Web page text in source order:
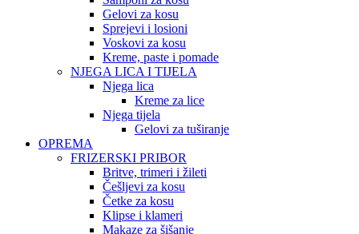
Gelovi za kosu
Sprejevi i losioni
Voskovi za kosu
Kreme, paste i pomade
NJEGA LICA I TIJELA
Njega lica
Kreme za lice
Njega tijela
Gelovi za tuširanje
OPREMA
FRIZERSKI PRIBOR
Britve, trimeri i žileti
Češljevi za kosu
Četke za kosu
Klipse i klameri
Makaze za šišanje